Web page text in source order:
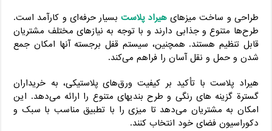
طراحی و ساخت میزهای هیراد پلاستبسیار حرفه‌ای و کارآمد است.
طرح‌ها متنوع و جذابی دارند و با توجه به نیازهای مختلف مشتریان
قابل تنظیم هستند. همچنین، سیستم قفل برجسته آنها امکان جمع
شدن و حمل و نقل آسان را فراهم می‌کند.
هیراد پلاست با تأکید بر کیفیت ورق‌های پلاستیکی، به خریداران
گسترة گزینه‌ های رنگی و طرح‌ بندیهای متنوع را ارائه می‌دهد. این
امکان به مشتریان می‌دهد تا میزی را با تطبیق مناسب با سبک و
دکوراسیون فضای خود انتخاب کنند.